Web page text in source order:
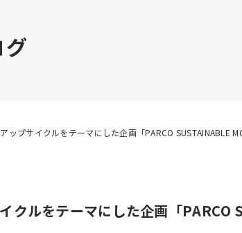
クルをテーマにした企画「
ップサイクルをテーマにした企画「PARCO SUSTAINABLE